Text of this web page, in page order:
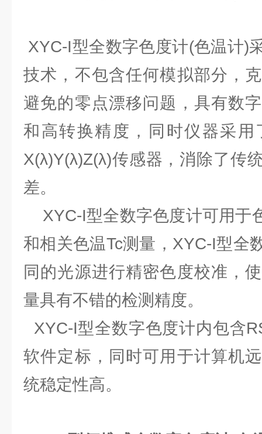
XYC-I型全数字色度计(色温计)
技术，不包含任何模拟部分，
避免的零点漂移问题，具有数
和高转换精度，同时仪器采用
X(λ)Y(λ)Z(λ)传感器，消除了传
差。
XYC-I型全数字色度计可用于
和相关色温Tc测量，XYC-I型全
同的光源进行精密色度校准，
量具有不错的检测精度。
XYC-I型全数字色度计内包含
软件定标，同时可用于计算机
统稳定性高。